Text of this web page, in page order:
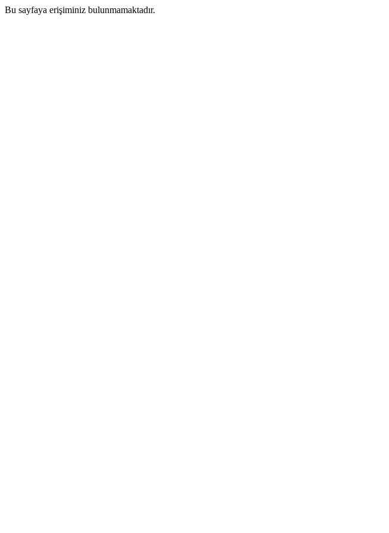
Bu sayfaya erişiminiz bulunmamaktadır.